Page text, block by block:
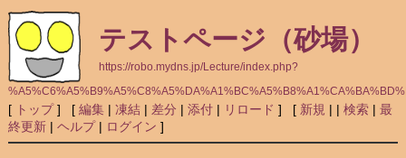
テストページ（砂場）
https://robo.mydns.jp/Lecture/index.php?
[ トップ] [ 編集| 凍結 | 差分 | 添付| リロード ] [ 新規 | | 検索| 最
終更新| ヘルプ| ログイン ]